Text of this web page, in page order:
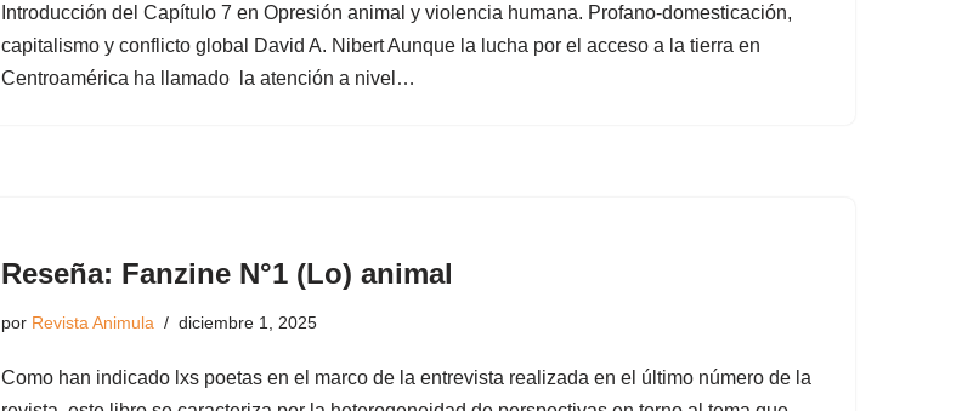
Introducción del Capítulo 7 en Opresión animal y violencia humana. Profano-domesticación,
capitalismo y conflicto global David A. Nibert Aunque la lucha por el acceso a la tierra en
Centroamérica ha llamado la atención a nivel…
Reseña: Fanzine N°1 (Lo) animal
por Revista Animula diciembre 1, 2025
Como han indicado lxs poetas en el marco de la entrevista realizada en el último número de la